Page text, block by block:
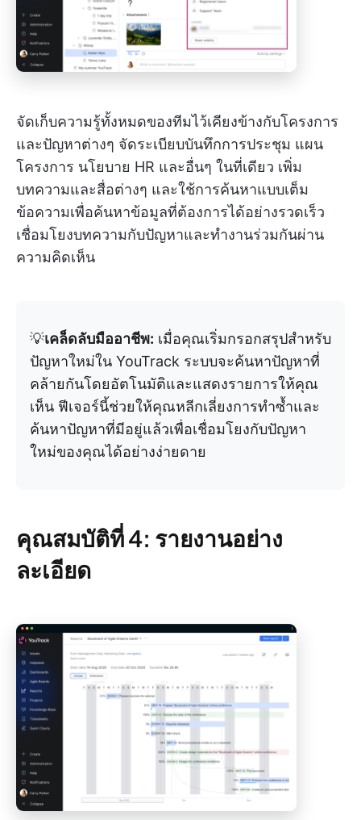
จัดเก็บความรู้ทั้งหมดของทีมไว้เคียงข้างกับโครงการ
และปัญหาต่างๆ จัดระเบียบบันทึกการประชุม แผน
โครงการ นโยบาย HR และอื่นๆ ในที่เดียว เพิ่ม
บทความและสื่อต่างๆ และใช้การค้นหาแบบเต็ม
ข้อความเพื่อค้นหาข้อมูลที่ต้องการได้อย่างรวดเร็ว
เชื่อมโยงบทความกับปัญหาและทำงานร่วมกันผ่าน
ความคิดเห็น
💡เคล็ดลับมืออาชีพ: เมื่อคุณเริ่มกรอกสรุปสำหรับ
ปัญหาใหม่ใน YouTrack ระบบจะค้นหาปัญหาที่
คล้ายกันโดยอัตโนมัติและแสดงรายการให้คุณ
เห็น ฟีเจอร์นี้ช่วยให้คุณหลีกเลี่ยงการทำซ้ำและ
ค้นหาปัญหาที่มีอยู่แล้วเพื่อเชื่อมโยงกับปัญหา
ใหม่ของคุณได้อย่างง่ายดาย
คุณสมบัติที่ 4: รายงานอย่าง
ละเอียด